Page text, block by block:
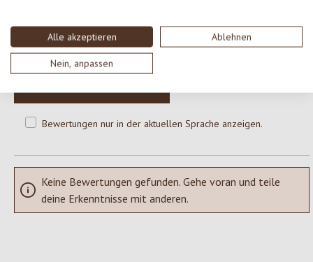
Alle akzeptieren Ablehnen
Nein, anpassen
Teile deine Erfahrungen mit dem Produkt mit anderen Kunden.
Bewertungen nur in der aktuellen Sprache anzeigen.
Keine Bewertungen gefunden. Gehe voran und teile
deine Erkenntnisse mit anderen.